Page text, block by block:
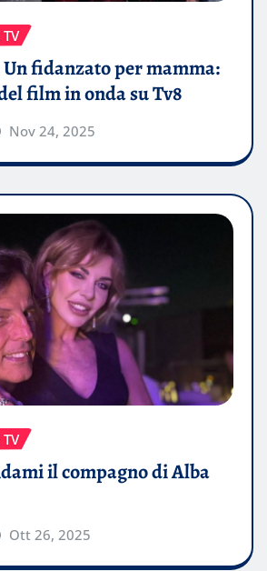
TV
fidanzato per mamma:
film in onda su Tv8
Nov 24, 2025
TV
il compagno di Alba
Ott 26, 2025